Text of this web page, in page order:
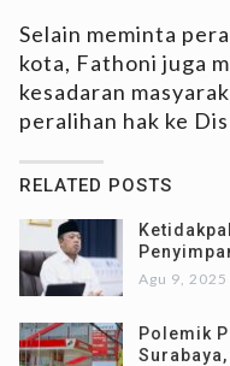
Selain meminta
kota, Fathoni juga
kesadaran
peralihan hak ke
RELATED POSTS
Agu 9, 2025
Polemik
Surabaya,